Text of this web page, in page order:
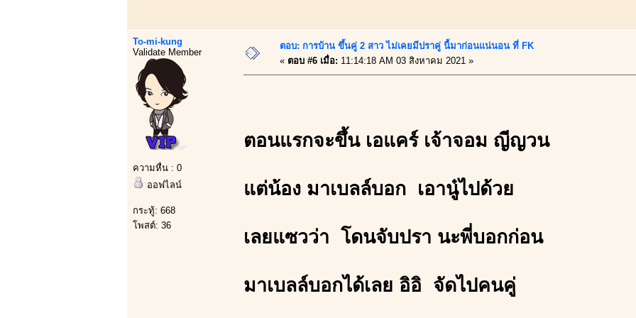
To-mi-kung
Validate Member
ความหื่น : 0
ออฟไลน์
กระทู้: 668
โพสต์: 36
ตอบ: การบ้าน ขึ้นคู่ 2 สาว ไม่เคยมีปราคู่ นี้มาก่อนแน่นอน ที่ FK
« ตอบ #6 เมื่อ: 11:14:18 AM 03 สิงหาคม 2021 »
ตอนแรกจะขึ้น เอแคร์ เจ้าจอม ญีญวน
แต่น้อง มาเบลล์บอก เอานู๋ไปด้วย
เลยแซวว่า โดนจับปรา นะพี่บอกก่อน
มาเบลล์บอกได้เลย อิอิ จัดไปคนคู่